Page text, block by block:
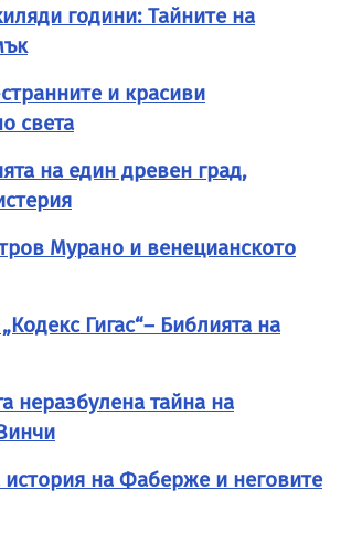
години: Тайните на
и красиви
света
на един древен град,
Мурано и венецианското
Гигас“– Библията на
неразбулена тайна на
история на Фаберже и неговите